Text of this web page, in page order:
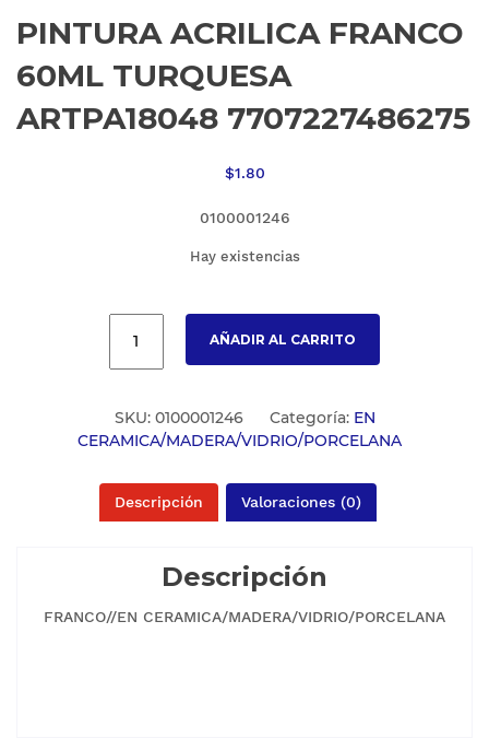
PINTURA ACRILICA FRANCO
60ML TURQUESA
ARTPA18048 7707227486275
$1.80
0100001246
Hay existencias
AÑADIR AL CARRITO
SKU: 0100001246 Categoría: EN
CERAMICA/MADERA/VIDRIO/PORCELANA
Descripción Valoraciones (0)
Descripción
FRANCO//EN CERAMICA/MADERA/VIDRIO/PORCELANA